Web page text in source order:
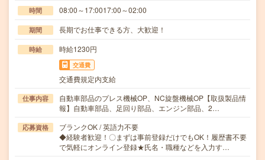
時間 08:00～17:0017:00～02:00
期間 長期でお仕事できる方、大歓迎！
時給 時給1230円
交通費
交通費規定内支給
仕事内容
自動車部品のプレス機械OP、NC旋盤機械OP【取扱製品情
報】自動車部品、足回り部品、エンジン部品、2…
応募資格
ブランクOK / 英語力不要
◆経験者歓迎！〇まずは事前登録だけでもOK！履歴書不要
で気軽にオンライン登録★氏名・職種などを入力す…